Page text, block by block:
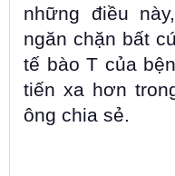
những điều
ngăn chặn bất
tế bào T của
tiến xa hơn
ông chia sẻ.